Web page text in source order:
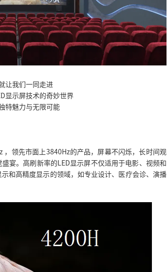
让我们一同走进
显示屏技术的奇妙世界
特魅力与无限可能
，领先市面上3840Hz的产品，屏幕不闪烁，长时间观
宴。高刷新率的LED显示屏不仅适用于电影、视频和
和高精度显示的领域，如专业设计、医疗会诊、演播